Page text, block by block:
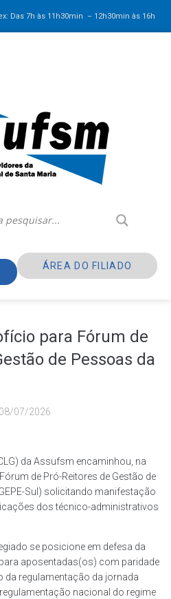
Das 7h às 11h30min – 12h30minàs 16h
ÁREA DO FILIADO
para Fórum de
de Pessoas da
08/07/2026
da Assufsm encaminhou, na
de Pró-Reitores de Gestão de
Sul) solicitando manifestação
dos técnico-administrativos
se posicione em defesa da
aposentadas(os) com paridade
da regulamentação da jornada
nacional do regime